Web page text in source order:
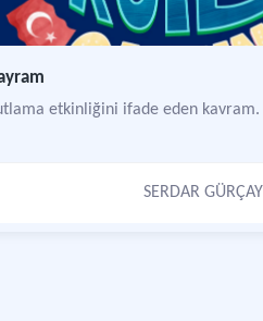
etkinliğini ifade eden kavram.
SERDAR GÜRÇAY